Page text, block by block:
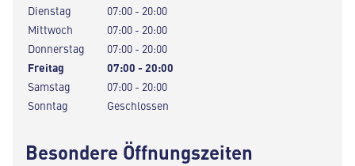
Dienstag
07:00 - 20:00
Mittwoch
07:00 - 20:00
Donnerstag
07:00 - 20:00
Freitag
07:00 - 20:00
Samstag
07:00 - 20:00
Sonntag
Geschlossen
Besondere Öffnungszeiten